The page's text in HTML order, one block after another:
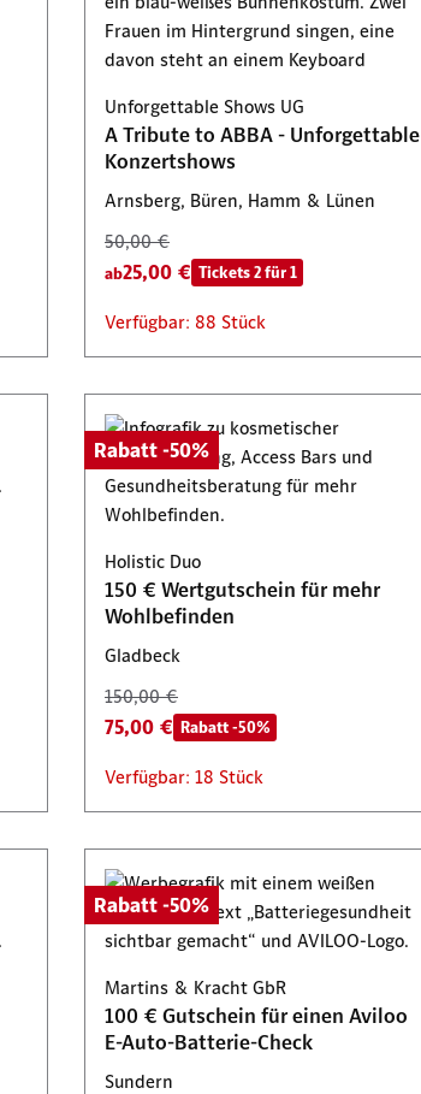
100,00 €
50,00 € Rabatt -50%
Verfügbar: 100 Stück
Unforgettable Shows UG
A Tribute to ABBA - Unforgettable
Konzertshows
Arnsberg, Büren, Hamm & Lünen
50,00 €
ab25,00 € Tickets 2 für 1
Verfügbar: 88 Stück
Rabatt -50%
Holistic Duo
150 € Wertgutschein für mehr
Wohlbefinden
Gladbeck
150,00 €
75,00 € Rabatt -50%
Verfügbar: 18 Stück
Rabatt -50%
Martins & Kracht GbR
100 € Gutschein für einen Aviloo
E-Auto-Batterie-Check
Sundern